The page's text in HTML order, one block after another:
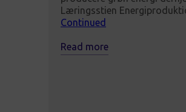
Læringsstien
Continued
Read more